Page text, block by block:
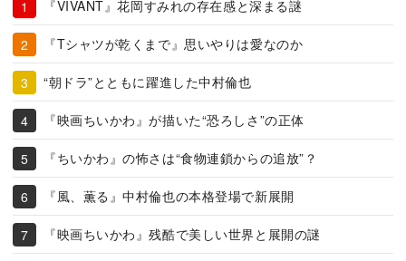
『VIVANT』花岡すみれの存在感と深まる謎
『Tシャツが乾くまで』思いやりは愛なのか
“朝ドラ”とともに躍進した中村倫也
『映画ちいかわ』が描いた“恐ろしさ”の正体
『ちいかわ』の怖さは“食物連鎖からの追放”？
『風、薫る』中村倫也の本格登場で新展開
『映画ちいかわ』残酷で美しい世界と展開の謎